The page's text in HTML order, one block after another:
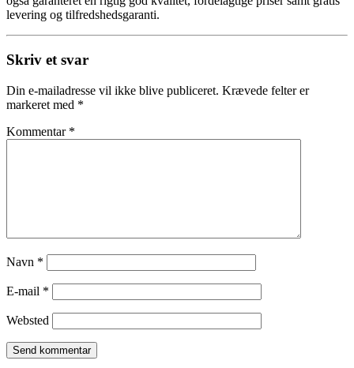
levering og tilfredshedsgaranti.
Skriv et svar
Din e-mailadresse vil ikke blive publiceret. Krævede felter er
markeret med *
Kommentar *
Navn *
E-mail *
Websted